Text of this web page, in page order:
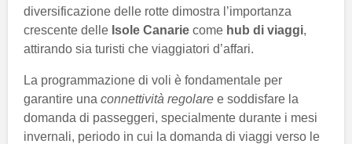
diversificazione delle rotte dimostra l’importanza
crescente delle Isole Canarie come hub di viaggi,
attirando sia turisti che viaggiatori d’affari.
La programmazione di voli è fondamentale per
garantire una connettività regolare e soddisfare la
domanda di passeggeri, specialmente durante i mesi
invernali, periodo in cui la domanda di viaggi verso le